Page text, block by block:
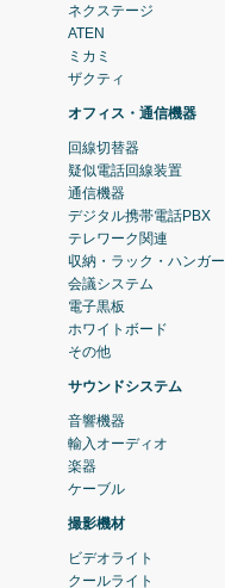
ネクステージ
ATEN
ミカミ
ザクティ
オフィス・通信機器
回線切替器
疑似電話回線装置
通信機器
デジタル携帯電話PBX
テレワーク関連
収納・ラック・ハンガー
会議システム
電子黒板
ホワイトボード
その他
サウンドシステム
音響機器
輸入オーディオ
楽器
ケーブル
撮影機材
ビデオライト
クールライト